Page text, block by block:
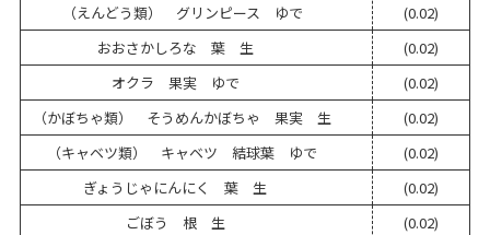
（えんどう類） グリンピース ゆで
(0.02)
おおさかしろな 葉 生
(0.02)
オクラ 果実 ゆで
(0.02)
（かぼちゃ類） そうめんかぼちゃ 果実 生
(0.02)
（キャベツ類） キャベツ 結球葉 ゆで
(0.02)
ぎょうじゃにんにく 葉 生
(0.02)
ごぼう 根 生
(0.02)